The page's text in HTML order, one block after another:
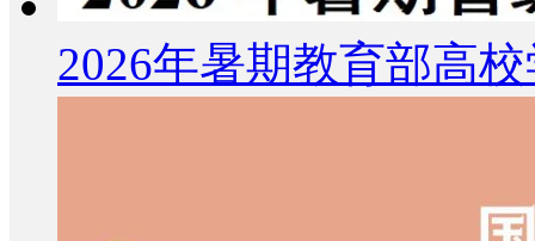
2026年暑期教育部高